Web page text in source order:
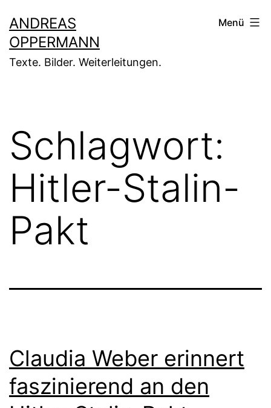
Inhalt
springen
ANDREAS
OPPERMANN
Texte. Bilder. Weiterleitungen.
Menü
Schlagwort:
Hitler-Stalin-
Pakt
Claudia Weber erinnert
faszinierend an den